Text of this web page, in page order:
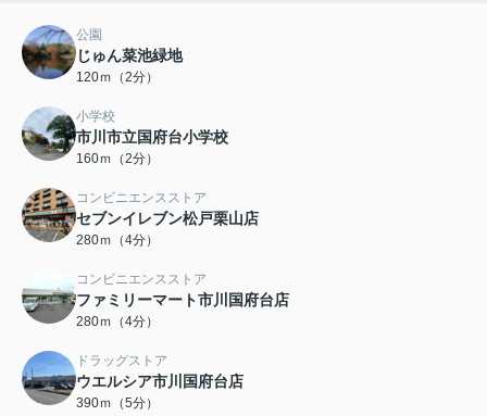
公園
じゅん菜池緑地
120ｍ（2分）
小学校
市川市立国府台小学校
160ｍ（2分）
コンビニエンスストア
セブンイレブン松戸栗山店
280ｍ（4分）
コンビニエンスストア
ファミリーマート市川国府台店
280ｍ（4分）
ドラッグストア
ウエルシア市川国府台店
390ｍ（5分）